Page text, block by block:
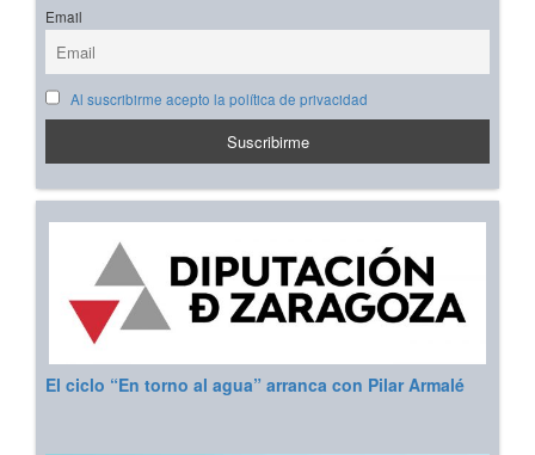
Email
Al suscribirme acepto la política de privacidad
El ciclo “En torno al agua” arranca con Pilar Armalé